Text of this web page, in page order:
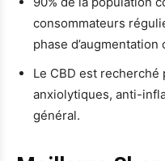
consommateurs
phase d’augmentation
Le CBD est
anxiolytiques, anti-
général.